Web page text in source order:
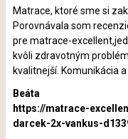
Matrace, ktoré sme si
Porovnávala som
pre matrace-
kvôli zdravotným
kvalitnejší. Komunikácia
Beáta
https://matrace-
darcek-2x-vankus-